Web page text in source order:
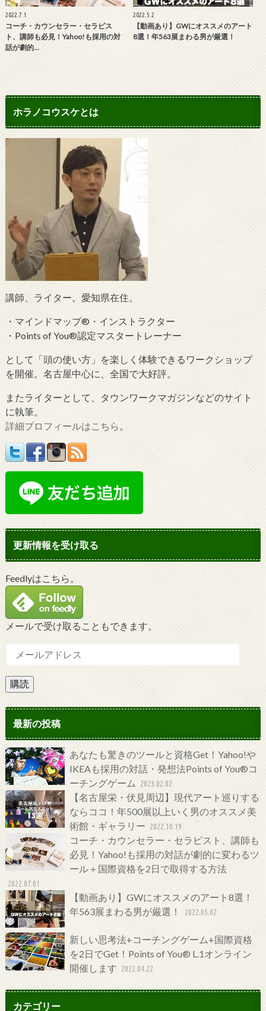
2022.7.1
コーチ・カウンセラー・セラピス
ト、講師も必見！Yahoo!も採用の対
話が劇的…
2022.5.2
【動画あり】GWにオススメのアート
8選！年563展まわる男が厳選！
ホラノコウスケとは
講師、ライター。愛知県在住。
・マインドマップ®・インストラクター
・Points of You®認定マスタートレーナー
として「頭の使い方」を楽しく体験できるワークショップ
を開催。名古屋中心に、全国で大好評。
またライターとして、タウンワークマガジンなどのサイト
に執筆。
詳細プロフィールはこちら
更新情報を受け取る
Feedlyはこちら。
メールで受け取ることもできます。
購読
最新の投稿
あなたも驚きのツールと資格Get！Yahoo!や
IKEAも採用の対話・発想法Points of You®コ
ーチングゲーム
2023.02.02
【名古屋栄・伏見周辺】現代アート巡りする
ならココ！年500展以上いく男のオススメ美
術館・ギャラリー 2022.10.19
コーチ・カウンセラー・セラピスト、講師も
必見！Yahoo!も採用の対話が劇的に変わるツ
ール＋国際資格を2日で取得する方法
2022.07.01
【動画あり】GWにオススメのアート8選！
年563展まわる男が厳選！
2022.05.02
新しい思考法+コーチングゲーム+国際資格
を2日でGet！Points of You® L.1オンライン
開催します 2022.04.22
カテゴリー